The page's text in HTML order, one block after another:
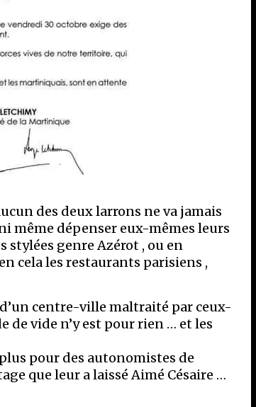
des deux larrons ne va jamais
même dépenser eux-mêmes leurs
genre Azérot , ou en
cela les restaurants parisiens ,
centre-ville maltraité par ceux-
de vide n’y est pour rien … et les
pour des autonomistes de
que leur a laissé Aimé Césaire …